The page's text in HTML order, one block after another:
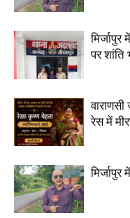
पर शांति
रेस में